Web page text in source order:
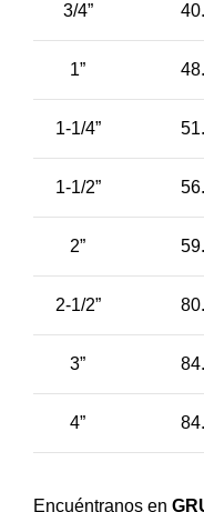
3/4”
1”
1-1/4”
1-1/2”
2”
2-1/2”
3”
4”
Encuéntranos en